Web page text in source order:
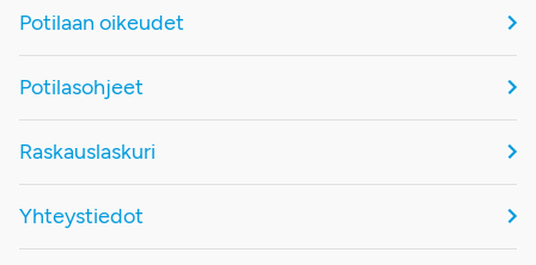
Potilaan oikeudet
Potilasohjeet
Raskauslaskuri
Yhteystiedot